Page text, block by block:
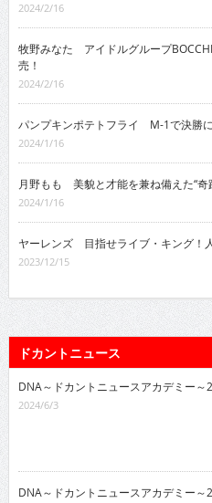
2024/2/16
牧野みなた アイドルグループ
売！
2024/2/16
パンプキンポテトフライ M-1で決勝
2024/1/16
月野もも 美貌と才能を兼ね備えた“奇
2024/1/16
ヤーレンズ 目指せライブ・キング！
2023/12/15
ドカントニュース
DNA～ドカントニュースアカデミー～
2024/6/3
DNA～ドカントニュースアカデミー～